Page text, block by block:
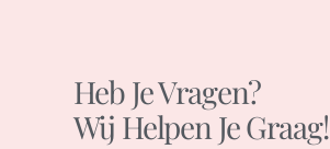
Heb Je Vragen?
Wij Helpen Je Graag!